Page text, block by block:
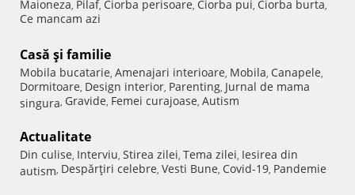
Maioneza, Pilaf, Ciorba perisoare, Ciorba pui, Ciorba burta,
Ce mancam azi
Casă şi familie
Mobila bucatarie, Amenajari interioare, Mobila, Canapele,
Dormitoare, Design interior, Parenting, Jurnal de mama
singura, Gravide, Femei curajoase, Autism
Actualitate
Din culise, Interviu, Stirea zilei, Tema zilei, Iesirea din
autism, Despărţiri celebre, Vesti Bune, Covid-19, Pandemie